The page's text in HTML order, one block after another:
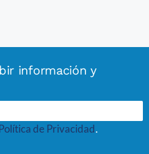
información y
de Privacidad.